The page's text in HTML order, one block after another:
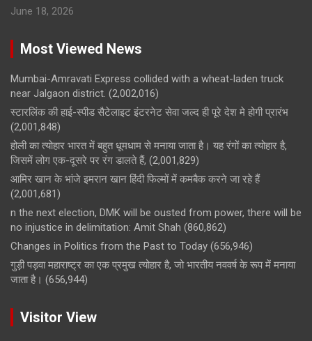
June 18, 2026
Most Viewed News
Mumbai-Amravati Express collided with a wheat-laden truck
near Jalgaon district. (2,002,016)
स्टारलिंक की हाई-स्पीड सैटेलाइट इंटरनेट सेवा जल्द ही पूरे देश मे होगी प्रारंभ
(2,001,848)
होली का त्योहार भारत में बहुत धूमधाम से मनाया जाता है। यह रंगों का त्योहार है,
जिसमें लोग एक-दूसरे पर रंग डालते हैं, (2,001,829)
आमिर खान के भांजे इमरान खान हिंदी फिल्मों में कमबैक करने जा रहे हैं
(2,001,681)
n the next election, DMK will be ousted from power, there will be
no injustice in delimitation: Amit Shah (860,862)
Changes in Politics from the Past to Today (656,946)
गुड़ी पड़वा महाराष्ट्र का एक प्रमुख त्योहार है, जो भारतीय नववर्ष के रूप में मनाया
जाता है। (656,944)
Visitor View